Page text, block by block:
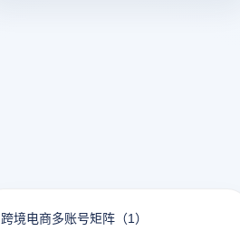
跨境电商多账号矩阵 （1）